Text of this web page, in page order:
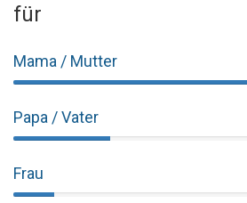
für
Mama / Mutter
Papa / Vater
Frau